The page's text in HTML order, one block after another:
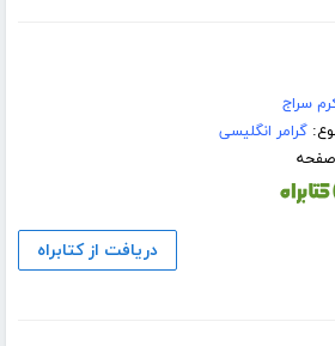
سراج
گرامر انگلیسی
دریافت از کتابراه